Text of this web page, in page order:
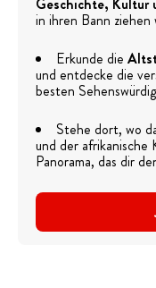
Geschichte, Kultur
in ihren Bann ziehen
Erkunde die
und entdecke die
besten
Stehe dort, wo
und der
Panorama, das dir